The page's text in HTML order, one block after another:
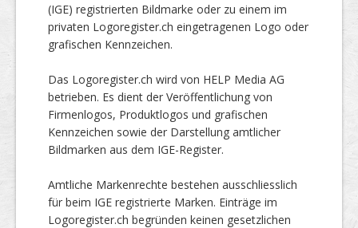
(IGE) registrierten Bildmarke oder zu einem im
privaten Logoregister.ch eingetragenen Logo oder
grafischen Kennzeichen.
Das Logoregister.ch wird von HELP Media AG
betrieben. Es dient der Veröffentlichung von
Firmenlogos, Produktlogos und grafischen
Kennzeichen sowie der Darstellung amtlicher
Bildmarken aus dem IGE-Register.
Amtliche Markenrechte bestehen ausschliesslich
für beim IGE registrierte Marken. Einträge im
Logoregister.ch begründen keinen gesetzlichen